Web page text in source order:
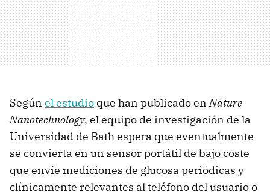
Según el estudio que han publicado enNature
Nanotechnology, el equipo de investigación de la
Universidad de Bath espera que eventualmente
se convierta en un sensor portátil de bajo coste
que envíe mediciones de glucosa periódicas y
clínicamente relevantes al teléfono del usuario o